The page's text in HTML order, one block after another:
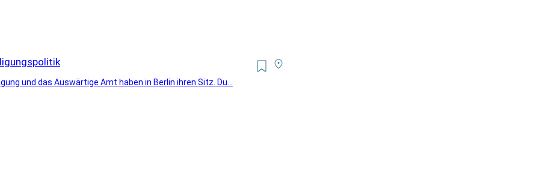
und das Auswärtige Amt haben in Berlin ihren Sitz. Du...